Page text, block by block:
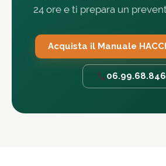
24 ore e ti prepara un
Acquista il Manuale
06.99.68.846